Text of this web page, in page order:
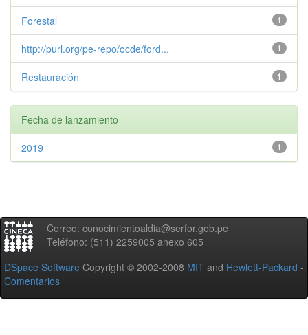
1
Forestal
1
http://purl.org/pe-repo/ocde/ford...
1
Restauración
Fecha de lanzamiento
1
2019
Correo: conocimientoaldia@serfor.gob.pe
Teléfono: (511) 2259005 anexo 605
DSpace Software Copyright © 2002-2008 MIT and Hewlett-Packard -
Comentarios